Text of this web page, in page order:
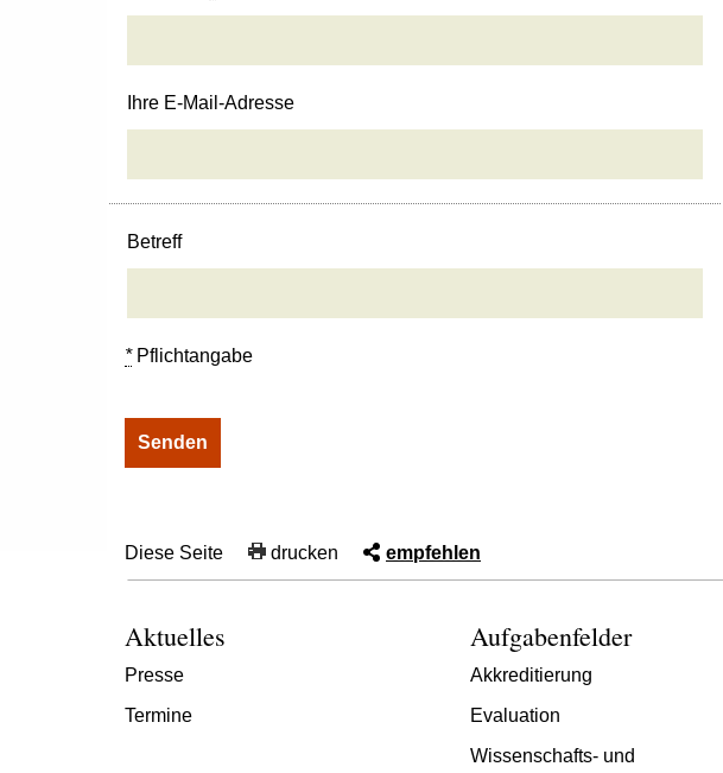
Ihre E-Mail-Adresse
Betreff
*Pflichtangabe
Diese Seite drucken empfehlen
Aktuelles
Presse
Termine
Aufgabenfelder
Akkreditierung
Evaluation
Wissenschafts- und